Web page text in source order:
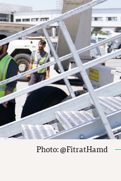
Photo: @FitratHamd